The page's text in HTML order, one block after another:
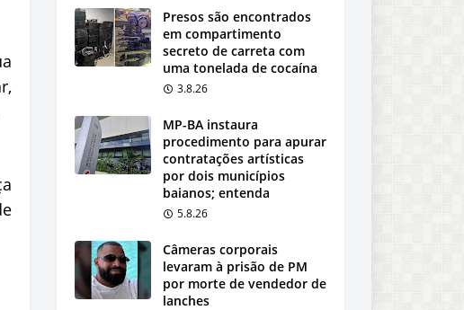
Presos são encontrados
em compartimento
secreto de carreta com
uma tonelada de cocaína
3.8.26
MP-BA instaura
procedimento para apurar
contratações artísticas
por dois municípios
baianos; entenda
5.8.26
Câmeras corporais
levaram à prisão de PM
por morte de vendedor de
lanches